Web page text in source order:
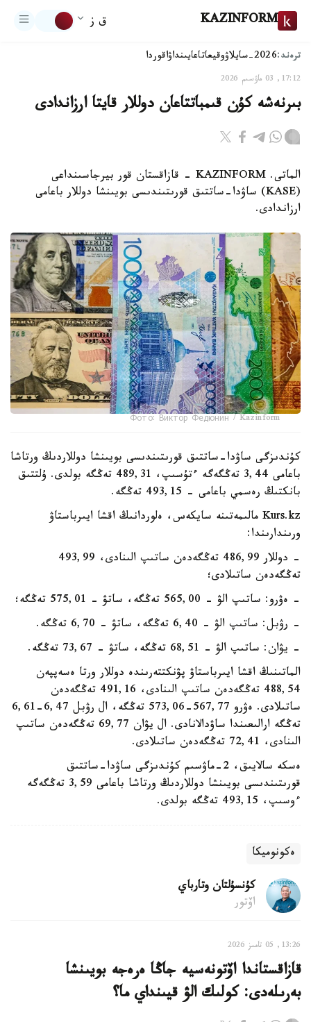
KAZINFORM ق ز
ترەند:2026-سايلاۋ وقيعاتاعايىنداۋاقوردا
17:12, 03 ماۋسىم 2026
بىرنەشە كۇن قىمباتتاعان دوللار قايتا ارزاندادى
الماتى. KAZINFORM - قازاقستان قور بيرجاسىنداعى
(KASE) ساۋدا-ساتتىق قورىتىندىسى بويىنشا دوللار باعامى
ارزاندادى.
Фото: Виктор Федюнин / Kazinform
كۇندىزگى ساۋدا-ساتتىق قورىتىندىسى بويىنشا دوللاردىڭ ورتاشا
باعامى 3,44 تەڭگەگە ءتۇسىپ، 489,31 تەڭگە بولدى. ۇلتتىق
بانكتىڭ رەسمي باعامى - 493,15 تەڭگە.
Kurs.kz مالىمەتىنە سايكەس، ەلوردانىڭ اقشا ايىرباستاۋ
ورىندارىندا:
- دوللار 486,99 تەڭگەدەن ساتىپ الىنادى، 493,99
تەڭگەدەن ساتىلادى؛
- ەۋرو: ساتىپ الۋ - 565,00 تەڭگە، ساتۋ - 575,01 تەڭگە؛
- رۋبل: ساتىپ الۋ - 6,40 تەڭگە، ساتۋ - 6,70 تەڭگە.
- يۋان: ساتىپ الۋ - 68,51 تەڭگە، ساتۋ - 73,67 تەڭگە.
الماتىنىڭ اقشا ايىرباستاۋ پۋنكتتەرىندە دوللار ورتا ەسەپپەن
488,54 تەڭگەدەن ساتىپ الىنادى، 491,16 تەڭگەدەن
ساتىلادى. ەۋرو 567,77-573,06 تەڭگە، ال رۋبل 6,47-6,61
تەڭگە ارالىعىندا ساۋدالانادى. ال يۋان 69,77 تەڭگەدەن ساتىپ
الىنادى، 72,41 تەڭگەدەن ساتىلادى.
ەسكە سالايىق، 2-ماۋسىم كۇندىزگى ساۋدا-ساتتىق
قورىتىندىسى بويىنشا دوللاردىڭ ورتاشا باعامى 3,59 تەڭگەگە
ءوسىپ، 493,15 تەڭگە بولدى.
ەكونوميكا
كۇنسۇلتان وتارباي
اۆتور
13:26, 05 تامىز 2026
قازاقستاندا اۆتونەسيە جاڭا ەرەجە بويىنشا
بەرىلەدى: كولىك الۋ قيىنداي ما؟